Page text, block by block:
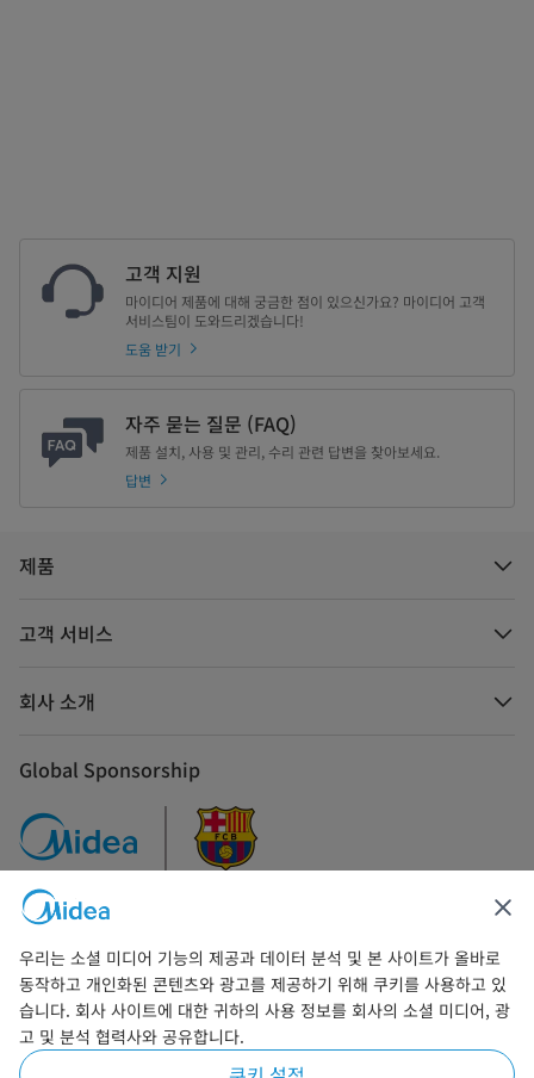
고객 지원
마이디어 제품에 대해 궁금한 점이 있으신가요? 마이디어 고객
서비스팀이 도와드리겠습니다!
도움 받기
자주 묻는 질문 (FAQ)
제품 설치, 사용 및 관리, 수리 관련 답변을 찾아보세요.
답변
제품
고객 서비스
회사 소개
Global Sponsorship
문의하기
우리는 소셜 미디어 기능의 제공과 데이터 분석 및 본 사이트가 올바로
동작하고 개인화된 콘텐츠와 광고를 제공하기 위해 쿠키를 사용하고 있
습니다. 회사 사이트에 대한 귀하의 사용 정보를 회사의 소셜 미디어, 광
고 및 분석 협력사와 공유합니다.